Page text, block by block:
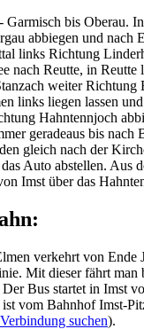
bis Oberau.
abbiegen und nach
links Richtung
nach Reutte, in Reutte
weiter Richtung
links liegen lassen
Hahntennjoch
geradeaus bis nach
gleich nach der
Auto abstellen. Aus
Imst über das
verkehrt von Ende
Mit dieser fährt man
Bus startet in Imst
vom Bahnhof Imst-
Verbindung suchen).